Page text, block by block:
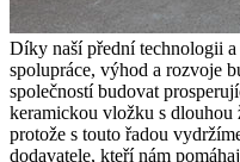
Díky naší přední technologii
spolupráce, výhod a rozvoje
společností budovat
keramickou vložku s dlouhou
protože s touto řadou
dodavatele, kteří nám